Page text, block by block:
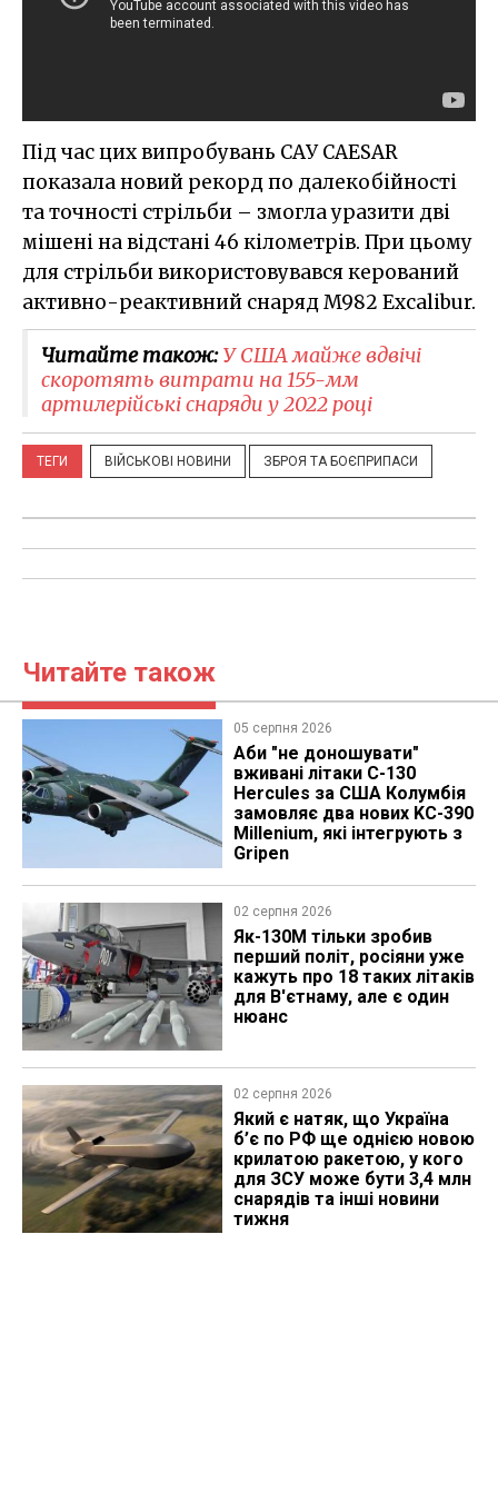
Під час цих випробувань САУ CAESAR
показала новий рекорд по далекобійності
та точності стрільби – змогла уразити дві
мішені на відстані 46 кілометрів. При цьому
для стрільби використовувався керований
активно-реактивний снаряд M982 Excalibur.
Читайте також:У США майже вдвічі
скоротять витрати на 155-мм
артилерійські снаряди у 2022 році
ТЕГИ ВІЙСЬКОВІ НОВИНИ ЗБРОЯ ТА БОЄПРИПАСИ
Читайте також
05 серпня 2026
Аби "не доношувати"
вживані літаки C-130
Hercules за США Колумбія
замовляє два нових KC-390
Millenium, які інтегрують з
Gripen
02 серпня 2026
Як-130М тільки зробив
перший політ, росіяни уже
кажуть про 18 таких літаків
для В'єтнаму, але є один
нюанс
02 серпня 2026
Який є натяк, що Україна
б’є по РФ ще однією новою
крилатою ракетою, у кого
для ЗСУ може бути 3,4 млн
снарядів та інші новини
тижня